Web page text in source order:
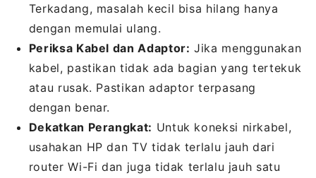
Terkadang, masalah kecil bisa hilang hanya
dengan memulai ulang.
Periksa Kabel dan Adaptor: Jika menggunakan
kabel, pastikan tidak ada bagian yang tertekuk
atau rusak. Pastikan adaptor terpasang
dengan benar.
Dekatkan Perangkat: Untuk koneksi nirkabel,
usahakan HP dan TV tidak terlalu jauh dari
router Wi-Fi dan juga tidak terlalu jauh satu